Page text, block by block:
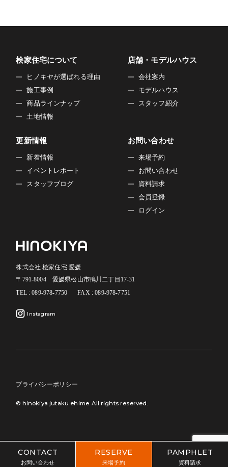
桧家住宅について
ヒノキヤが選ばれる理由
施工事例
商品ラインナップ
土地情報
店舗・モデルハウス
会社案内
モデルハウス
スタッフ紹介
更新情報
新着情報
イベントレポート
スタッフブログ
お問い合わせ
来場予約
お問い合わせ
資料請求
会員登録
ログイン
株式会社 桧家住宅 愛媛
〒791-8004 愛媛県松山市鴨川二丁目17-31
TEL : 089-978-7750
FAX : 089-978-7751
Instagram
プライバシーポリシー
© hinokiya jutaku ehime. All rights reserved.
CONTACT
お問い合わせ
RESERVE
来場予約
PAMPHLET
資料請求